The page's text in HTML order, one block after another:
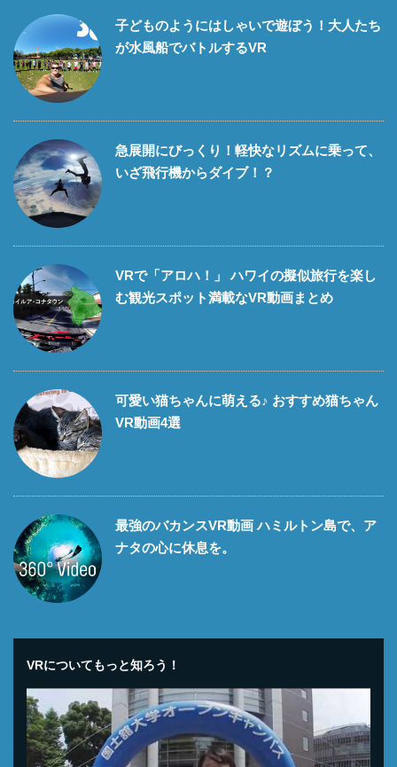
子どものようにはしゃいで遊ぼう！大人たち
が水風船でバトルするVR
急展開にびっくり！軽快なリズムに乗って、
いざ飛行機からダイブ！？
VRで「アロハ！」 ハワイの擬似旅行を楽し
む観光スポット満載なVR動画まとめ
可愛い猫ちゃんに萌える♪ おすすめ猫ちゃん
VR動画4選
最強のバカンスVR動画 ハミルトン島で、ア
ナタの心に休息を。
VRについてもっと知ろう！